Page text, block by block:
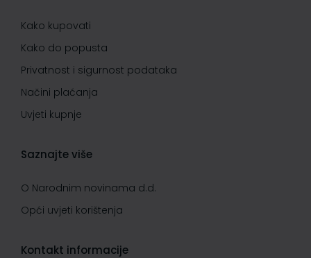
Kako kupovati
Kako do popusta
Privatnost i sigurnost podataka
Načini plaćanja
Uvjeti kupnje
Saznajte više
O Narodnim novinama d.d.
Opći uvjeti korištenja
Kontakt informacije